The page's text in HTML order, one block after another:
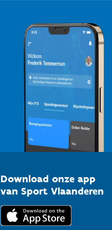
Download onze app
van Sport Vlaanderen